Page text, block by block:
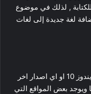
, لذلك في موضوع
لغة جديدة إلى لغات
تغيير اللغة الرئيسية للويندوز سواء كان ويندوز 10 او اي اصدار اخر
ويوجد بعض المواقع التي